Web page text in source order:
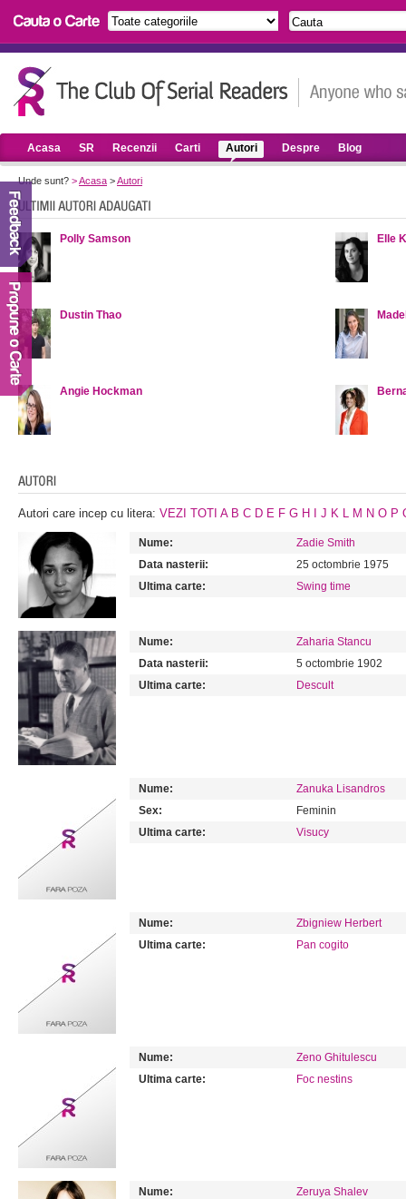
Acasa SR Recenzii Carti Autori Despre Blog
Unde sunt? >Acasa >Autori
Polly Samson
Dustin Thao
Angie Hockman
Elle
Autori care incep cu litera: VEZI TOTI A B C D E F G H J K L M N O P
Nume:
Zadie Smith
Data nasterii:
25 octombrie 1975
Ultima carte:
Swing time
Nume:
Zaharia Stancu
Data nasterii:
5 octombrie 1902
Ultima carte:
Descult
Nume:
Zanuka Lisandros
Sex:
Feminin
Ultima carte:
Visucy
Nume:
Zbigniew Herbert
Ultima carte:
Pan cogito
Nume:
Zeno Ghitulescu
Ultima carte:
Foc nestins
Nume:
Zeruya Shalev